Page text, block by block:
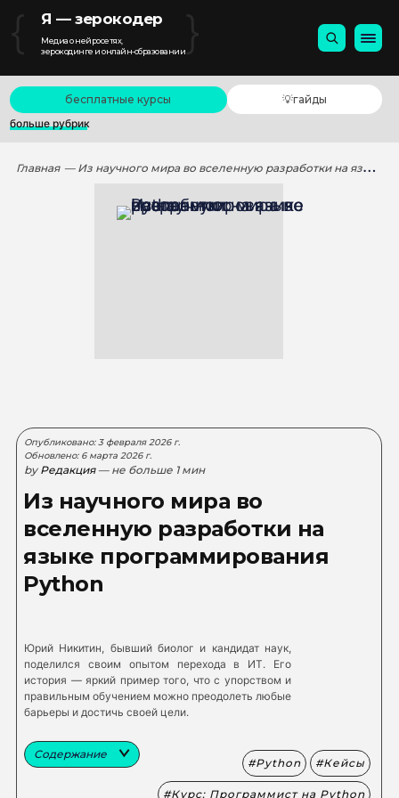
{ Я — зерокодер
Медиа о нейросетях,
зерокодинге и онлайн-образовании}
бесплатные курсы
💡гайды
больше рубрик
Главная — Из научного мира во вселенную разработки на языке программирования Python
Опубликовано: 3 февраля 2026 г.
Обновлено: 6 марта 2026 г.
by Редакция — не больше 1 мин
Из научного мира во
вселенную разработки на
языке программирования
Python
Юрий Никитин, бывший биолог и кандидат наук,
поделился своим опытом перехода в ИТ. Его
история — яркий пример того, что с упорством и
правильным обучением можно преодолеть любые
барьеры и достичь своей цели.
Содержание
Python Кейсы
Курс: Программист на Python